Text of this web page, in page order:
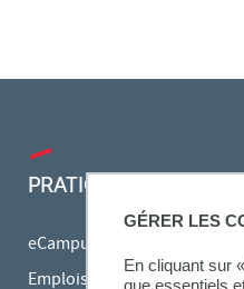
GÉRER LES
En cliquant sur
PRATIQUE
eCampus
Emplois du temps en ligne